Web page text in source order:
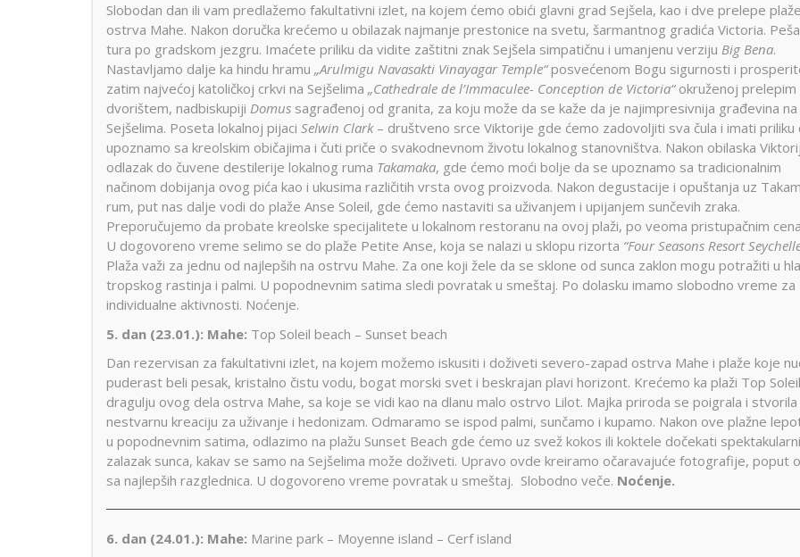
Slobodan dan ili vam predlažemo fakultativni izlet, na kojem ćemo obići glavni grad Sejšela, kao i dve prelepe
ostrva Mahe. Nakon doručka krećemo u obilazak najmanje prestonice na svetu, šarmantnog gradića Victoria.
tura po gradskom jezgru. Imaćete priliku da vidite zaštitni znak Sejšela simpatičnu i umanjenu verziju Big Bena.
Nastavljamo dalje ka hindu hramu „Arulmigu Navasakti Vinayagar Temple“posvećenom Bogu sigurnosti i
zatim najvećoj katoličkoj crkvi na Sejšelima „Cathedrale de l’Immaculee- Conception de Victoria“okruženoj prelepim
dvorištem, nadbiskupiji Domus sagrađenoj od granita, za koju može da se kaže da je najimpresivnija građevina na
Sejšelima. Poseta lokalnoj pijaci Selwin Clark– društveno srce Viktorije gde ćemo zadovoljiti sva čula i imati priliku
upoznamo sa kreolskim običajima i čuti priče o svakodnevnom životu lokalnog stanovništva. Nakon obilaska
odlazak do čuvene destilerije lokalnog ruma Takamaka, gde ćemo moći bolje da se upoznamo sa tradicionalnim
načinom dobijanja ovog pića kao i ukusima različitih vrsta ovog proizvoda. Nakon degustacije i opuštanja uz
rum, put nas dalje vodi do plaže Anse Soleil, gde ćemo nastaviti sa uživanjem i upijanjem sunčevih zraka.
Preporučujemo da probate kreolske specijalitete u lokalnom restoranu na ovoj plaži, po veoma pristupačnim
U dogovoreno vreme selimo se do plaže Petite Anse, koja se nalazi u sklopu rizorta “Four Seasons Resort
Plaža važi za jednu od najlepših na ostrvu Mahe. Za one koji žele da se sklone od sunca zaklon mogu potražiti u
tropskog rastinja i palmi. U popodnevnim satima sledi povratak u smeštaj. Po dolasku imamo slobodno vreme za
individualne aktivnosti. Noćenje.
5. dan (23.01.): Mahe: Top Soleil beach – Sunset beach
Dan rezervisan za fakultativni izlet, na kojem možemo iskusiti i doživeti severo-zapad ostrva Mahe i plaže koje
puderast beli pesak, kristalno čistu vodu, bogat morski svet i beskrajan plavi horizont. Krećemo ka plaži Top
dragulju ovog dela ostrva Mahe, sa koje se vidi kao na dlanu malo ostrvo Lilot. Majka priroda se poigrala i stvorila
nestvarnu kreaciju za uživanje i hedonizam. Odmaramo se ispod palmi, sunčamo i kupamo. Nakon ove plažne
u popodnevnim satima, odlazimo na plažu Sunset Beach gde ćemo uz svež kokos ili koktele dočekati spektakularni
zalazak sunca, kakav se samo na Sejšelima može doživeti. Upravo ovde kreiramo očaravajuće fotografije, poput
sa najlepših razglednica. U dogovoreno vreme povratak u smeštaj. Slobodno veče. Noćenje.
6. dan (24.01.): Mahe: Marine park – Moyenne island – Cerf island